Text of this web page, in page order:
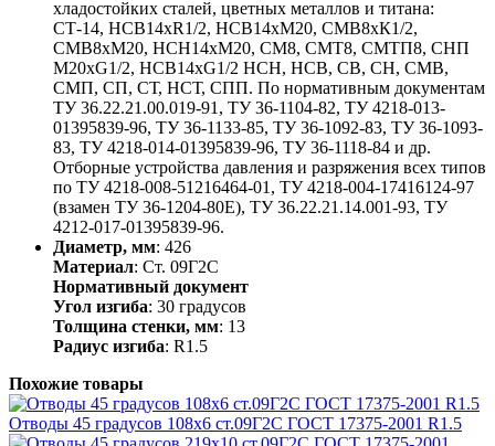
хладостойких сталей, цветных металлов и титана:
СТ-14, НСВ14хR1/2, НСВ14хМ20, СМВ8хК1/2,
СМВ8хМ20, НСН14хМ20, СМ8, СМТ8, СМТП8, СНП
М20хG1/2, НСВ14хG1/2 НСН, НСВ, СВ, СН, СМВ,
СМП, СП, СТ, НСТ, СПП. По нормативным документам
ТУ 36.22.21.00.019-91, ТУ 36-1104-82, ТУ 4218-013-
01395839-96, ТУ 36-1133-85, ТУ 36-1092-83, ТУ 36-1093-
83, ТУ 4218-014-01395839-96, ТУ 36-1118-84 и др.
Отборные устройства давления и разряжения всех типов
по ТУ 4218-008-51216464-01, ТУ 4218-004-17416124-97
(взамен ТУ 36-1204-80Е), ТУ 36.22.21.14.001-93, ТУ
4212-017-01395839-96.
Диаметр, мм: 426
Материал: Ст. 09Г2С
Нормативный документ
Угол изгиба: 30 градусов
Толщина стенки, мм: 13
Радиус изгиба: R1.5
Похожие товары
Отводы 45 градусов 108х6 ст.09Г2С ГОСТ 17375-2001 R1.5